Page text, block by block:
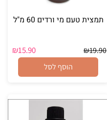
תמצית טעם מי ורדים 60 מ"ל
₪19.90
₪15.90
הוסף לסל